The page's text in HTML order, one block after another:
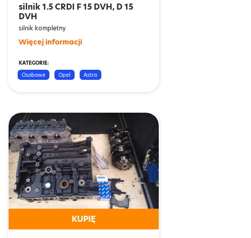
silnik 1.5 CRDI F 15 DVH, D 15
DVH
silnik kompletny
Więcej informacji
KATEGORIE:
Osobowe
Opel Astra
KUPIĘ